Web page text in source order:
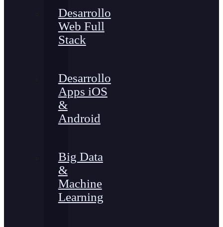
Desarrollo
Web Full
Stack
Desarrollo
Apps iOS
&
Android
Big Data
&
Machine
Learning